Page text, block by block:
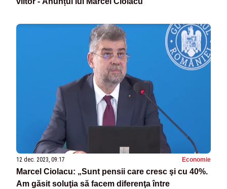
12 dec. 2023, 09:17 Economie
Marcel Ciolacu: „Sunt pensii care cresc şi cu 40%.
Am găsit soluţia să facem diferenţa între